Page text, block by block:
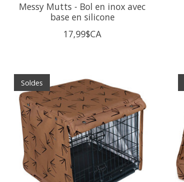
Messy Mutts - Bol en inox avec
base en silicone
17,99$CA
Soldes